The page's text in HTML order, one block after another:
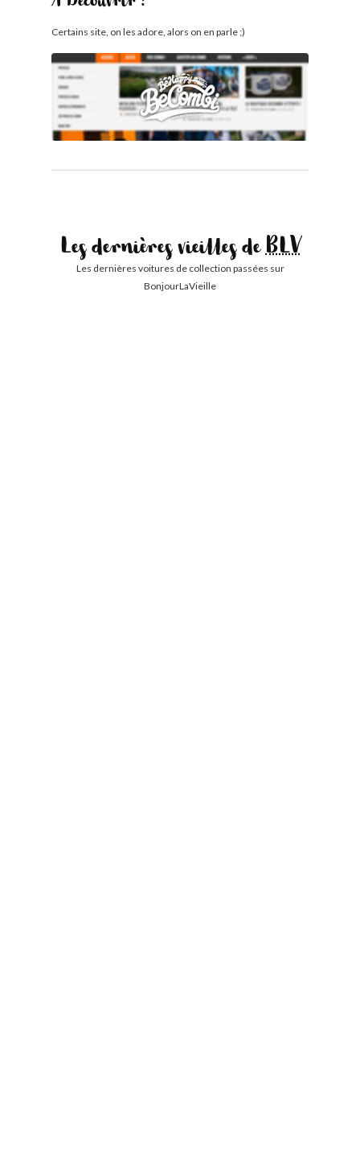
À Découvrir !
Certains site, on les adore, alors on en parle ;)
Les dernières vieilles deBLV
Les dernières voitures de collection passées sur
BonjourLaVieille